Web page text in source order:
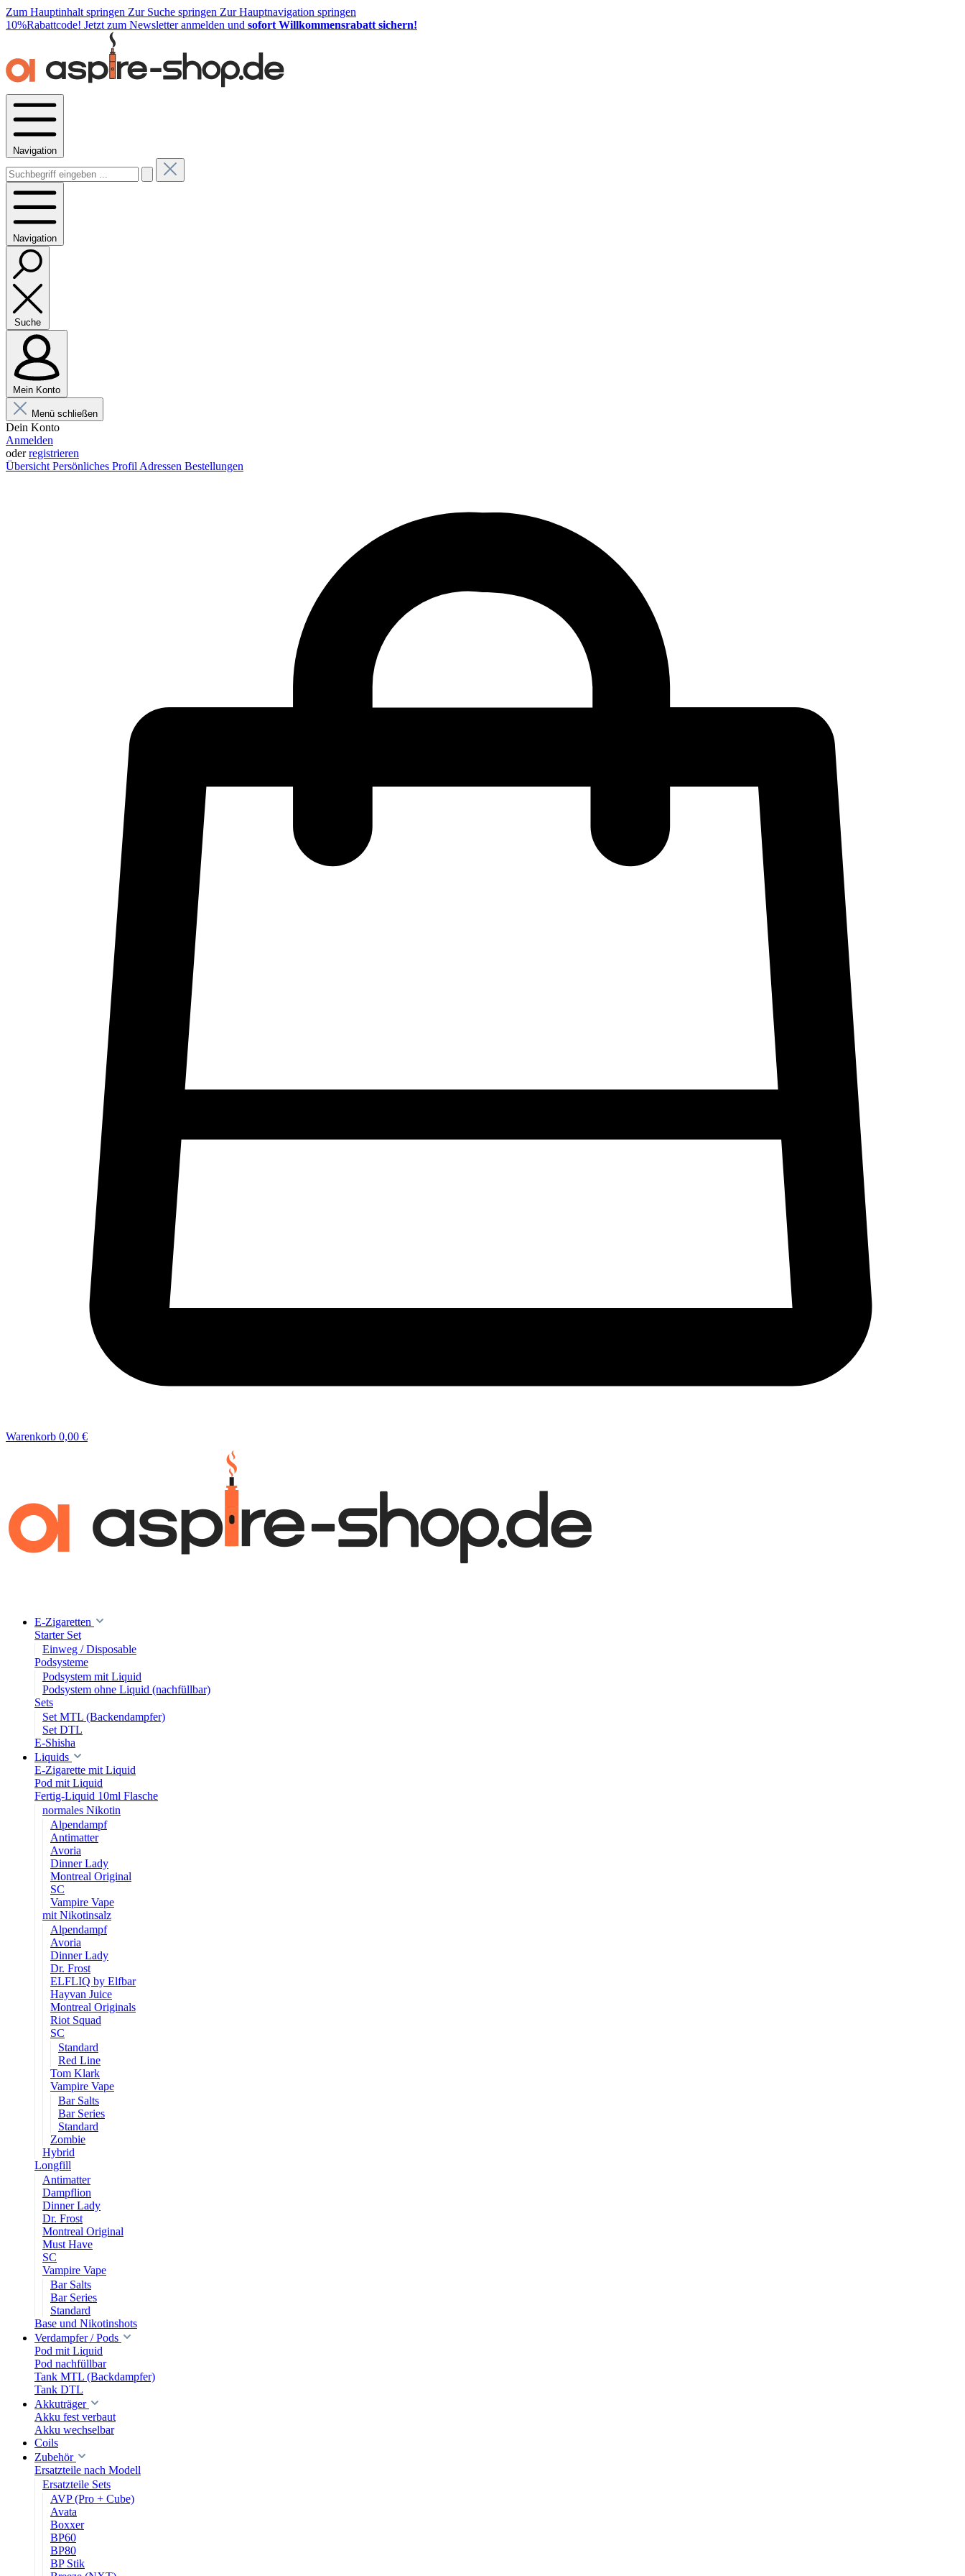
Zum Hauptinhalt springen Zur Suche springen Zur Hauptnavigation springen
10%Rabattcode! Jetzt zum Newsletter anmelden und sofort Willkommensrabatt sichern!
Navigation
Navigation
Suche
Mein Konto
Menü schließen
Dein Konto
Anmelden
oderregistrieren
Übersicht Persönliches Profil Adressen Bestellungen
Warenkorb 0,00 €
E-Zigaretten
Starter Set
Einweg / Disposable
Podsysteme
Podsystem mit Liquid
Podsystem ohne Liquid (nachfüllbar)
Sets
Set MTL (Backendampfer)
Set DTL
E-Shisha
Liquids
E-Zigarette mit Liquid
Pod mit Liquid
Fertig-Liquid 10ml Flasche
normales Nikotin
Alpendampf
Antimatter
Avoria
Dinner Lady
Montreal Original
SC
Vampire Vape
mit Nikotinsalz
Alpendampf
Avoria
Dinner Lady
Dr. Frost
ELFLIQ by Elfbar
Hayvan Juice
Montreal Originals
Riot Squad
SC
Standard
Red Line
Tom Klark
Vampire Vape
Bar Salts
Bar Series
Standard
Zombie
Hybrid
Longfill
Antimatter
Dampflion
Dinner Lady
Dr. Frost
Montreal Original
Must Have
SC
Vampire Vape
Bar Salts
Bar Series
Standard
Base und Nikotinshots
Verdampfer / Pods
Pod mit Liquid
Pod nachfüllbar
Tank MTL (Backdampfer)
Tank DTL
Akkuträger
Akku fest verbaut
Akku wechselbar
Coils
Zubehör
Ersatzteile nach Modell
Ersatzteile Sets
AVP (Pro + Cube)
Avata
Boxxer
BP60
BP80
BP Stik